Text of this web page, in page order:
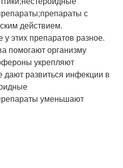
с
действием.
у этих препаратов разное.
помогают организму
укрепляют
дают развиться инфекции в
уменьшают